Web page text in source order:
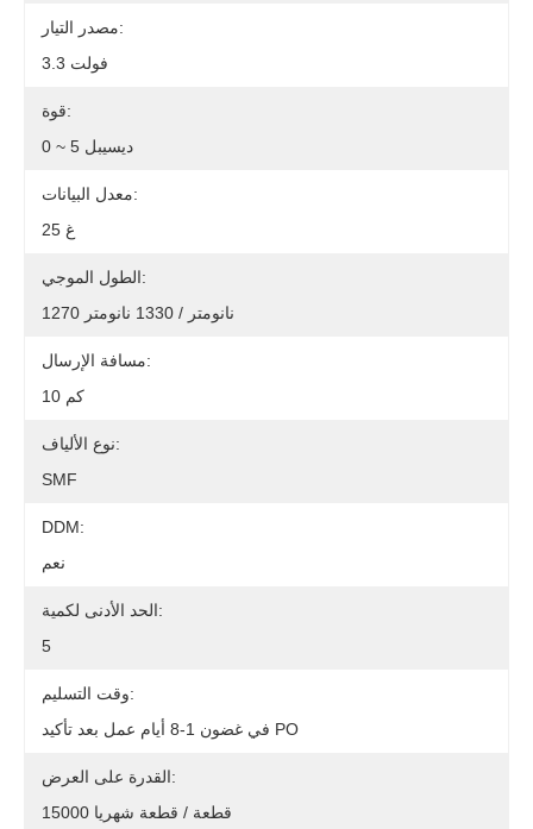
مصدر التيار:
3.3 فولت
قوة:
0 ~ 5 ديسيبل
معدل البيانات:
25 غ
الطول الموجي:
1270 نانومتر / 1330 نانومتر
مسافة الإرسال:
10 كم
نوع الألياف:
SMF
DDM:
نعم
الحد الأدنى لكمية:
5
وقت التسليم:
في غضون 1-8 أيام عمل بعد تأكيد PO
القدرة على العرض:
15000 قطعة / قطعة شهريا